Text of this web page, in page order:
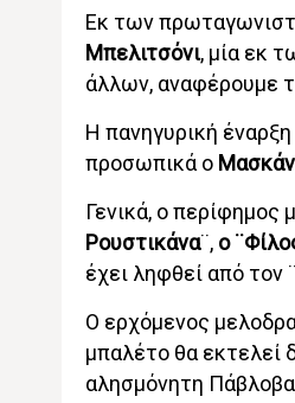
Εκ των
Μπελιτσόνι, μία εκ
άλλων, αναφέρουμε
Η πανηγυρική
προσωπικά ο
Γενικά, ο περίφημος
Ρουστικάνα¨,ο
έχει ληφθεί από
Ο ερχόμενος
μπαλέτο θα εκτελεί
αλησμόνητη